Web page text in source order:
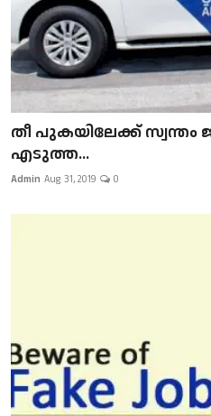
​​​​​​​തീ പുകയിലേക്ക് സ്വന്തം
എടുത്ത...
Admin Aug 31, 2019 0